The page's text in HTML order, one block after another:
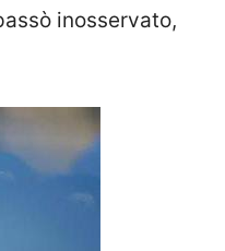
inosservato,